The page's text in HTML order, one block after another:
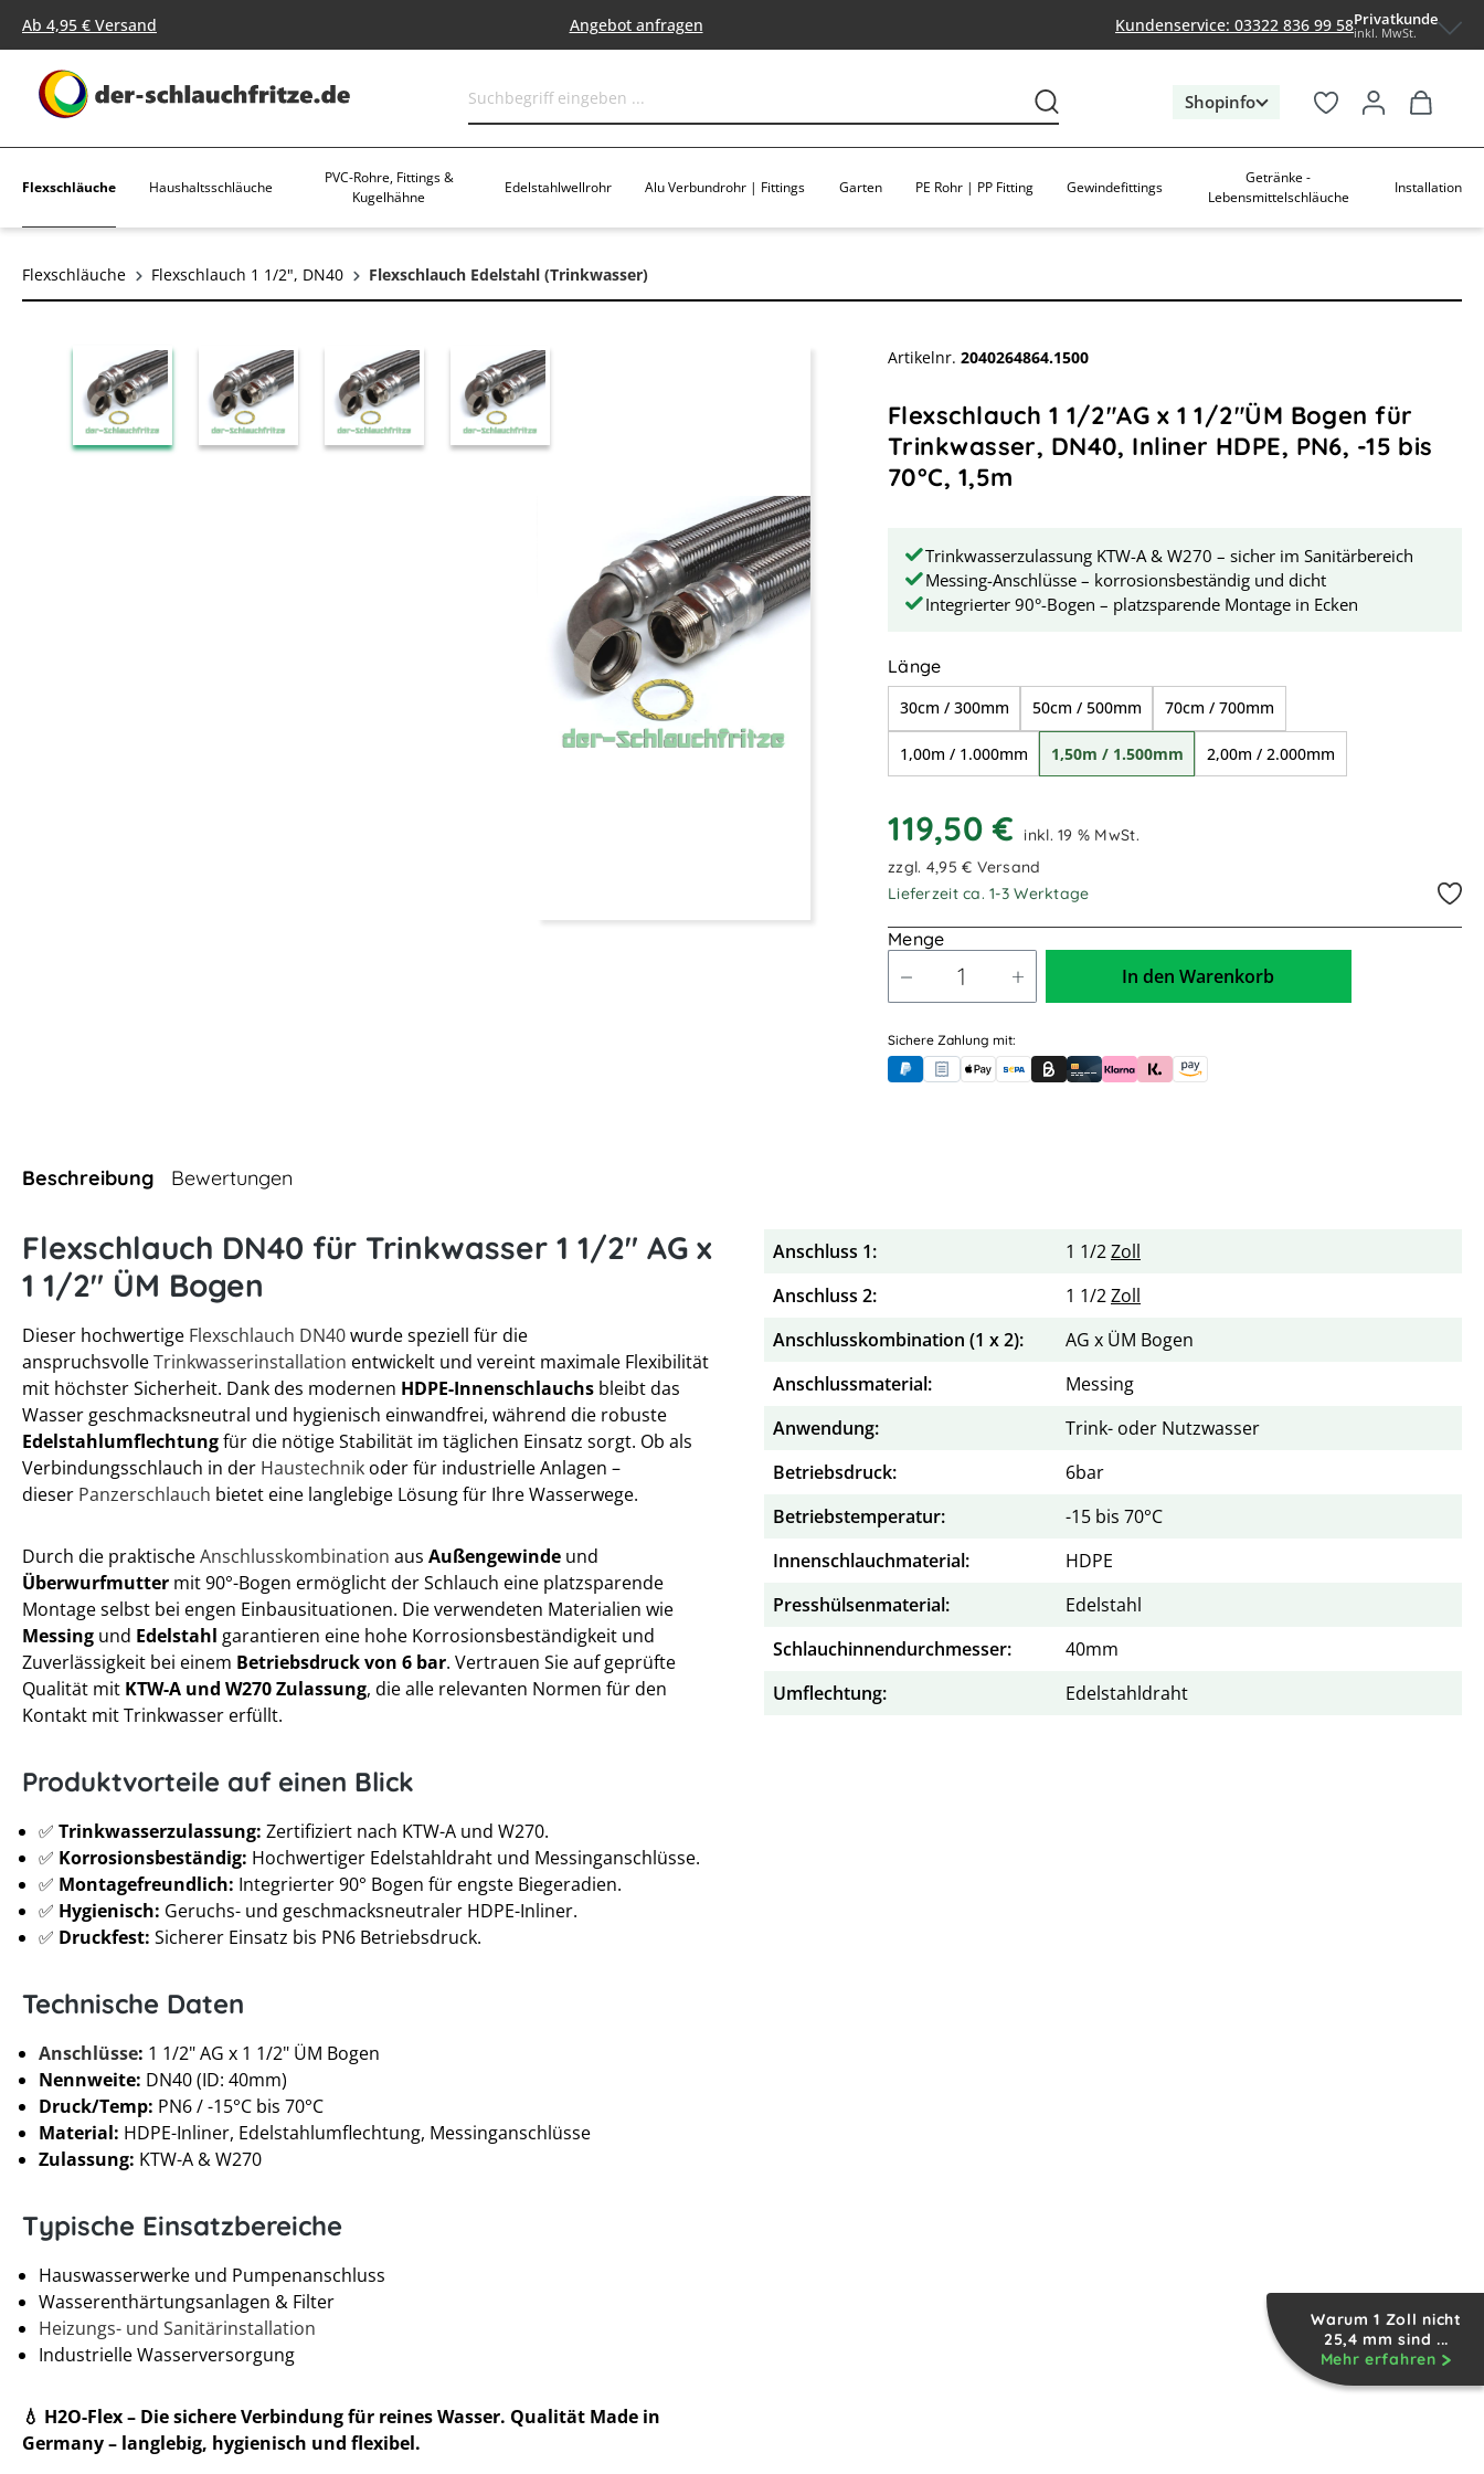
Zur Hauptnavigation springen
Ab 4,95 € Versand Angebot anfragen Kundenservice: 03322 836 99 58Privatkunde
inkl. MwSt.
Shopinfo
Flexschläuche Haushaltsschläuche
PVC-Rohre, Fittings &
Kugelhähne
Edelstahlwellrohr Alu Verbundrohr | Fittings Garten PE Rohr | PP Fitting Gewindefittings
Getränke -
Lebensmittelschläuche
Installation
Warum 1 Zoll nicht
25,4 mm sind ...
Mehr erfahren
Flexschläuche Flexschlauch 1 1/2", DN40 Flexschlauch Edelstahl (Trinkwasser)
Bildergalerie überspringen Artikelnr. 2040264864.1500
Flexschlauch 1 1/2"AG x 1 1/2"ÜM Bogen für
Trinkwasser, DN40, Inliner HDPE, PN6, -15 bis
70°C, 1,5m
Trinkwasserzulassung KTW-A & W270 – sicher im Sanitärbereich
Messing-Anschlüsse – korrosionsbeständig und dicht
Integrierter 90°-Bogen – platzsparende Montage in Ecken
Längeauswählen
30cm / 300mm 50cm / 500mm 70cm / 700mm
1,00m / 1.000mm 1,50m / 1.500mm 2,00m / 2.000mm
119,50 €
inkl. 19 % MwSt.
zzgl. 4,95 € Versand
Lieferzeit ca. 1-3 Werktage
Menge
In den Warenkorb
Sichere Zahlung mit:
PayPalRechnungskauf (für Behörden)
Apple PayBanküberweisung (vorab)
Rechnungskauf (Billie)
Kreditkarte
Rechnung oder Ratenkauf (Klarna)
Sofortüberweisung (Klarna)
Amazon Pay
Beschreibung Bewertungen
Flexschlauch DN40 für Trinkwasser 1 1/2" AG x
1 1/2" ÜM Bogen
Dieser hochwertige Flexschlauch DN40wurde speziell für die
anspruchsvolleTrinkwasserinstallation entwickelt und vereint maximale Flexibilität
mit höchster Sicherheit. Dank des modernen HDPE-Innenschlauchs bleibt das
Wasser geschmacksneutral und hygienisch einwandfrei, während die robuste
Edelstahlumflechtungfür die nötige Stabilität im täglichen Einsatz sorgt. Ob als
Verbindungsschlauch in der Haustechnik oder für industrielle Anlagen –
dieser Panzerschlauch bietet eine langlebige Lösung für Ihre Wasserwege.
Durch die praktischeAnschlusskombination aus Außengewinde und
Überwurfmutter mit 90°-Bogen ermöglicht der Schlauch eine platzsparende
Montage selbst bei engen Einbausituationen. Die verwendeten Materialien wie
Messing und Edelstahl garantieren eine hohe Korrosionsbeständigkeit und
Zuverlässigkeit bei einem Betriebsdruck von 6 bar. Vertrauen Sie auf geprüfte
Qualität mit KTW-A und W270 Zulassung, die alle relevanten Normen für den
Kontakt mit Trinkwasser erfüllt.
Produktvorteile auf einen Blick
✅ Trinkwasserzulassung: Zertifiziert nach KTW-A und W270.
✅ Korrosionsbeständig: Hochwertiger Edelstahldraht und Messinganschlüsse.
✅ Montagefreundlich: Integrierter 90° Bogen für engste Biegeradien.
✅ Hygienisch: Geruchs- und geschmacksneutraler HDPE-Inliner.
✅ Druckfest: Sicherer Einsatz bis PN6 Betriebsdruck.
Technische Daten
Anschlüsse: 1 1/2" AG x 1 1/2" ÜM Bogen
Nennweite: DN40 (ID: 40mm)
Druck/Temp: PN6 / -15°C bis 70°C
Material: HDPE-Inliner, Edelstahlumflechtung, Messinganschlüsse
Zulassung: KTW-A & W270
Typische Einsatzbereiche
Hauswasserwerke und Pumpenanschluss
Wasserenthärtungsanlagen & Filter
Heizungs- und Sanitärinstallation
Industrielle Wasserversorgung
💧 H2O-Flex – Die sichere Verbindung für reines Wasser. Qualität Made in
Germany – langlebig, hygienisch und flexibel.
Anschluss 1: 1 1/2Zoll
Anschluss 2:
1 1/2Zoll
Anschlusskombination (1 x 2):
AG x ÜM Bogen
Anschlussmaterial:
Messing
Anwendung:
Trink- oder Nutzwasser
Betriebsdruck:
6bar
Betriebstemperatur:
-15 bis 70°C
Innenschlauchmaterial:
HDPE
Presshülsenmaterial:
Edelstahl
Schlauchinnendurchmesser:
40mm
Umflechtung:
Edelstahldraht